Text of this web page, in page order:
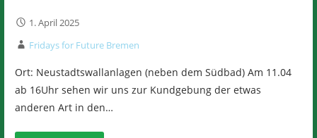
1. April 2025
Fridays for Future Bremen
Ort: Neustadtswallanlagen (neben dem Südbad) Am 11.04
ab 16Uhr sehen wir uns zur Kundgebung der etwas
anderen Art in den…